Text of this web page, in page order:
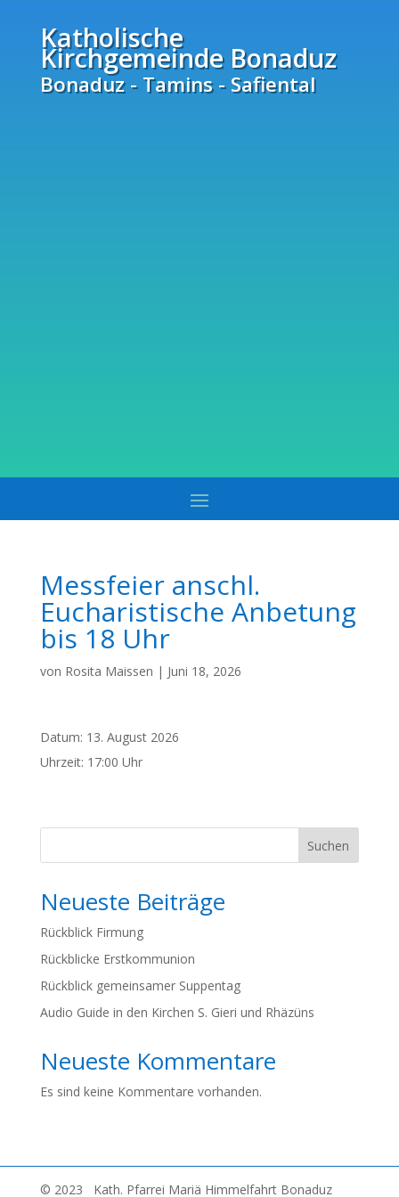
Katholische
Kirchgemeinde Bonaduz
Bonaduz - Tamins - Safiental
Messfeier anschl.
Eucharistische Anbetung
bis 18 Uhr
von Rosita Maissen | Juni 18, 2026
Datum: 13. August 2026
Uhrzeit: 17:00 Uhr
Suchen
Neueste Beiträge
Rückblick Firmung
Rückblicke Erstkommunion
Rückblick gemeinsamer Suppentag
Audio Guide in den Kirchen S. Gieri und Rhäzüns
Neueste Kommentare
Es sind keine Kommentare vorhanden.
© 2023 Kath. Pfarrei Mariä Himmelfahrt Bonaduz